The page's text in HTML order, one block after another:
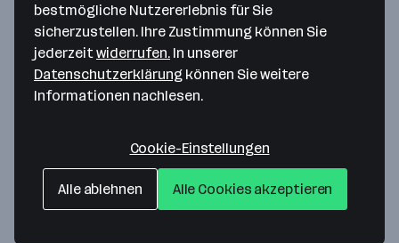
Bitte stimme unseren Cookie-
Richtlinien zu, um diese Karte
anzuzeigen.
bestmögliche Nutzererlebnis für Sie
sicherzustellen. Ihre Zustimmung können Sie
jederzeitwiderrufen. In unserer
Datenschutzerklärung können Sie weitere
Informationen nachlesen.
Cookie-Einstellungen
Alle ablehnen Alle Cookies akzeptieren